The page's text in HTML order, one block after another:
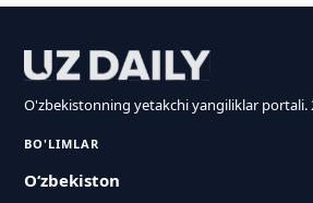
O'zbekistonning yetakchi yangiliklar portali.
BO'LIMLAR
O‘zbekiston